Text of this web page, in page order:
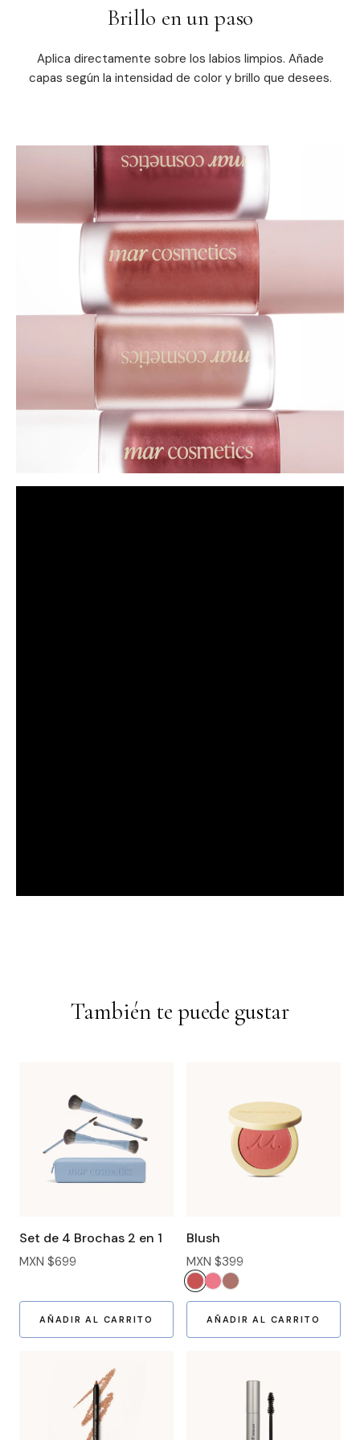
Brillo en un paso
Aplica directamente sobre los labios limpios. Añade
capas según la intensidad de color y brillo que desees.
También te puede gustar
Set de 4 Brochas 2 en 1
MXN $699
AÑADIR AL CARRITO
Blush
MXN $399
AÑADIR AL CARRITO